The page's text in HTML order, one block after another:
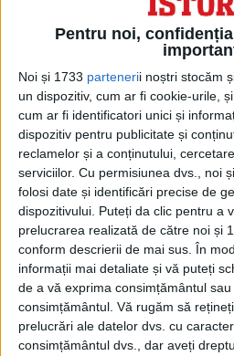
Pentru noi,
Noi și 1733 partenerii noștri stocăm
un dispozitiv, cum ar fi cookie-urile,
cum ar fi identificatori unici și
dispozitiv pentru publicitate și
reclamelor și a conținutului,
serviciilor. Cu permisiunea dvs., noi
folosi date și identificări precise de
dispozitivului. Puteți da clic pentru a
prelucrarea realizată de către noi și
conform descrierii de mai sus. În
informații mai detaliate și vă puteți
de a vă exprima consimțământul
consimțământul. Vă rugăm să
prelucrări ale datelor dvs. cu
consimțământul dvs., dar aveți
arhivele Stasi. Ea
urile din 37 de saci de
Elke este pensionară,
regularitate să le dea o
colegilor mai tineri.
de absorbită de muncă
plec acasă”, își